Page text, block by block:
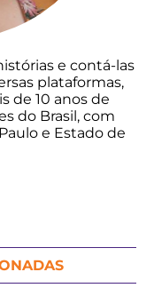
e contá-las
plataformas,
de 10 anos de
do Brasil, com
e Estado de